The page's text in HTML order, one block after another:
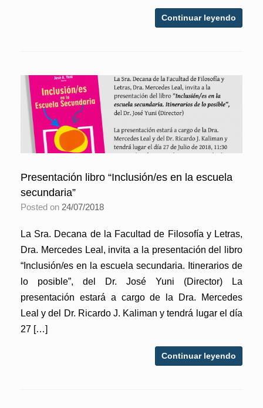
Continuar leyendo
Presentación libro “Inclusión/es en la escuela
secundaria”
Posted on 24/07/2018
La Sra. Decana de la Facultad de Filosofía y Letras,
Dra. Mercedes Leal, invita a la presentación del libro
“Inclusión/es en la escuela secundaria. Itinerarios de
lo posible”, del Dr. José Yuni (Director) La
presentación estará a cargo de la Dra. Mercedes
Leal y del Dr. Ricardo J. Kaliman y tendrá lugar el día
27 […]
Continuar leyendo